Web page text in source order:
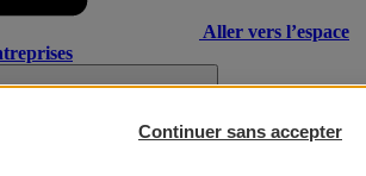
Aller vers l’espace
Continuer sans accepter